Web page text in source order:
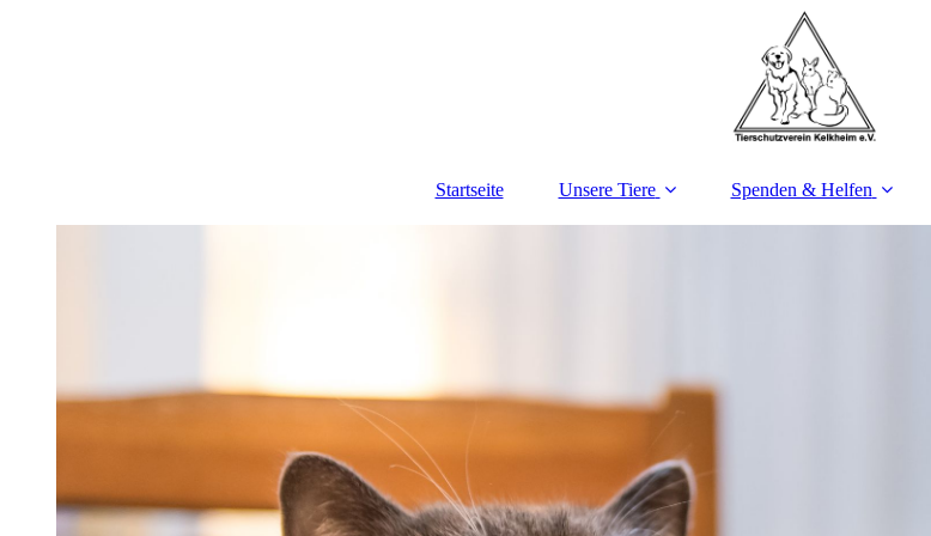
Startseite Unsere Tiere Spenden & Helfen